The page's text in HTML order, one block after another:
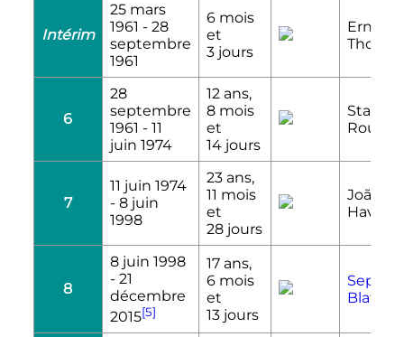
Intérim
25 mars
1961 - 28
septembre
1961
6 mois
et
3 jours
Ernst
6
28
septembre
1961 - 11
juin 1974
12 ans,
8 mois
et
14 jours
Stanley
Rous
7
11 juin 1974
- 8 juin
1998
23 ans,
11 mois
et
28 jours
João
8
8 juin 1998
- 21
décembre
2015[5]
17 ans,
6 mois
et
13 jours
Sepp
Blatter